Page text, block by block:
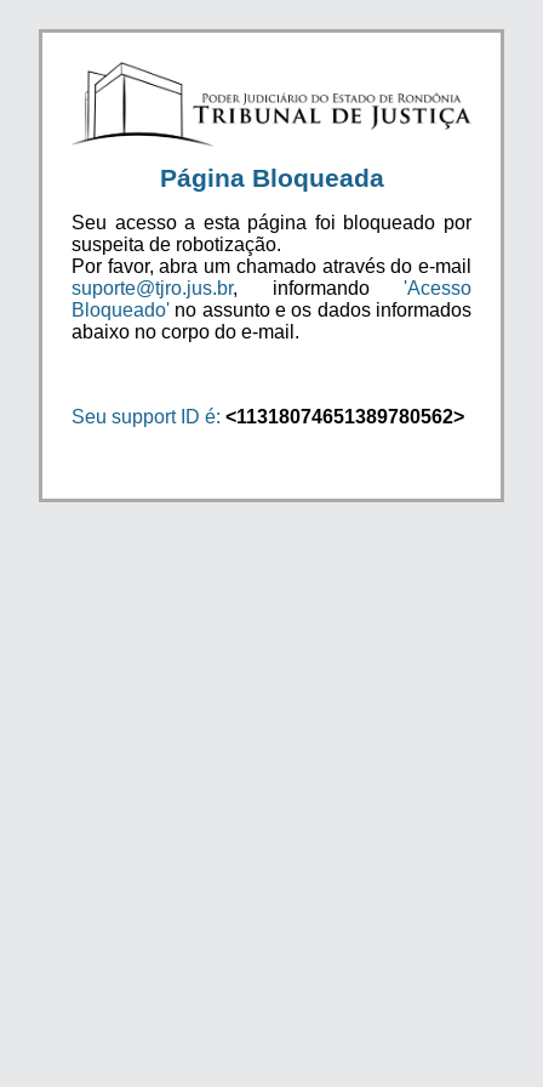
Página Bloqueada
Seu acesso a esta página foi bloqueado por
suspeita de robotização.
Por favor, abra um chamado através do e-mail
suporte@tjro.jus.br, informando 'Acesso
Bloqueado' no assunto e os dados informados
abaixo no corpo do e-mail.
Seu support ID é: <11318074651389780562>